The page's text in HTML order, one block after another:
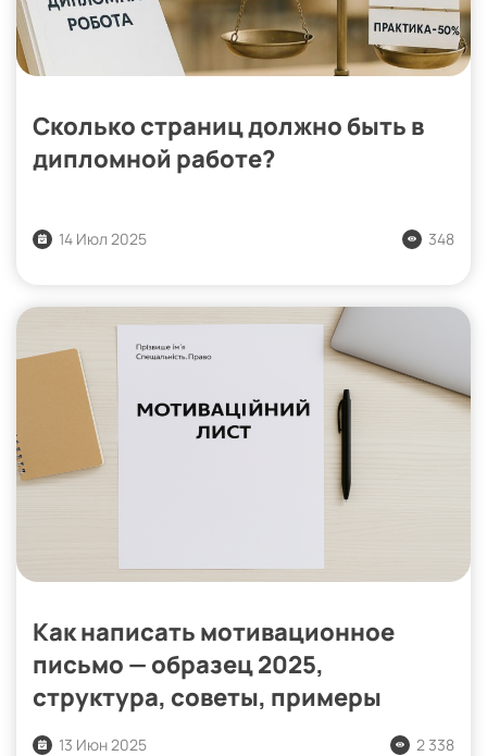
Сколько страниц должно быть в
дипломной работе?
14 Июл 2025 348
Как написать мотивационное
письмо — образец 2025,
структура, советы, примеры
13 Июн 2025 2 338